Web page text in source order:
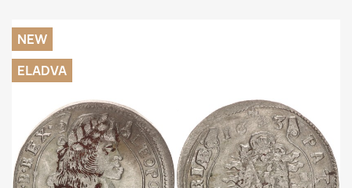
NEW
ELADVA